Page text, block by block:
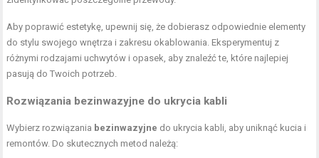
Aby poprawić estetykę, upewnij się, że dobierasz odpowiednie elementy
do stylu swojego wnętrza i zakresu okablowania. Eksperymentuj z
różnymi rodzajami uchwytów i opasek, aby znaleźć te, które najlepiej
pasują do Twoich potrzeb.
Rozwiązania bezinwazyjne do ukrycia kabli
Wybierz rozwiązania bezinwazyjne do ukrycia kabli, aby uniknąć kucia i
remontów. Do skutecznych metod należą: